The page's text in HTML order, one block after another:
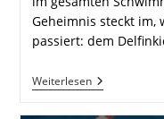
Geheimnis steckt im,
passiert: dem
WeiterlesenDelfinkicks
Unter